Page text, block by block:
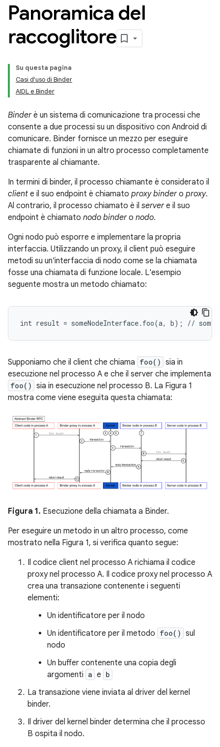
Panoramica del
raccoglitore
Su questa pagina
Casi d'uso di Binder
AIDL e Binder
Binderè un sistema di comunicazione tra processi che
consente a due processi su un dispositivo con Android di
comunicare. Binder fornisce un mezzo per eseguire
chiamate di funzioni in un altro processo completamente
trasparente al chiamante.
In termini di binder, il processo chiamante è considerato il
client e il suo endpoint è chiamato proxy bindero proxy.
Al contrario, il processo chiamato è il servere il suo
endpoint è chiamato nodo bindero nodo.
Ogni nodo può esporre e implementare la propria
interfaccia. Utilizzando un proxy, il client può eseguire
metodi su un'interfaccia di nodo come se la chiamata
fosse una chiamata di funzione locale. L'esempio
seguente mostra un metodo chiamato:
Supponiamo che il client che chiama foo() sia in
esecuzione nel processo A e che il server che implementa
foo() sia in esecuzione nel processo B. La Figura 1
mostra come viene eseguita questa chiamata:
Figura 1. Esecuzione della chiamata a Binder.
Per eseguire un metodo in un altro processo, come
mostrato nella Figura 1, si verifica quanto segue:
Il codice client nel processo A richiama il codice
proxy nel processo A. Il codice proxy nel processo A
crea una transazione contenente i seguenti
elementi:
Un identificatore per il nodo
Un identificatore per il metodo foo() sul
nodo
Un buffer contenente una copia degli
argomenti a e b
La transazione viene inviata al driver del kernel
binder.
Il driver del kernel binder determina che il processo
B ospita il nodo.